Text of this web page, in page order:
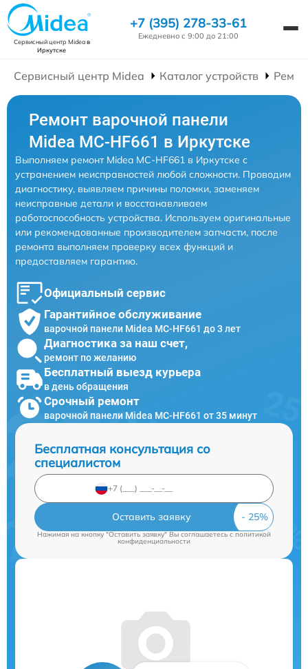
Сервисный центр Mideaв
Иркутске
+7 (395) 278-33-61
Ежедневно с 9:00 до 21:00
Сервисный центр Midea Каталог устройств
Ремонт варочной панели
Midea MC-HF661 в Иркутске
Выполняем ремонт Midea MC-HF661 в Иркутске с
устранением неисправностей любой сложности. Проводим
диагностику, выявляем причины поломки, заменяем
неисправные детали и восстанавливаем
работоспособность устройства. Используем оригинальные
или рекомендованные производителем запчасти, после
ремонта выполняем проверку всех функций и
предоставляем гарантию.
Официальный сервис
Гарантийное обслуживание
варочной панели Midea MC-HF661 до 3 лет
Диагностика за наш счет,
ремонт по желанию
Бесплатный выезд курьера
в день обращения
Срочный ремонт
варочной панели Midea MC-HF661 от 35 минут
Бесплатная консультация со
специалистом
Оставить заявку
Нажимая на кнопку "Оставить заявку" Вы соглашаетесь cполитикой
конфиденциальности